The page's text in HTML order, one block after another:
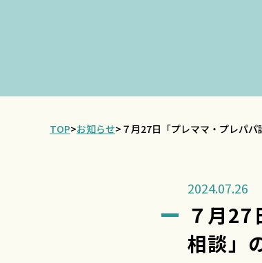
TOP>お知らせ> ７月27日「プレママ・プレパ
2024.07.26
７月27
相談」